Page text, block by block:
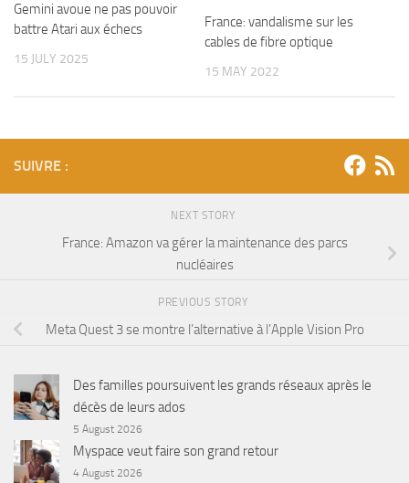
Gemini avoue ne pas pouvoir
battre Atari aux échecs
15 JULY 2025
France: vandalisme sur les
cables de fibre optique
15 MAY 2022
SUIVRE :
NEXT STORY
France: Amazon va gérer la maintenance des parcs
nucléaires
PREVIOUS STORY
Meta Quest 3 se montre l’alternative à l’Apple Vision Pro
Des familles poursuivent les grands réseaux après le
décès de leurs ados
5 August 2026
Myspace veut faire son grand retour
4 August 2026